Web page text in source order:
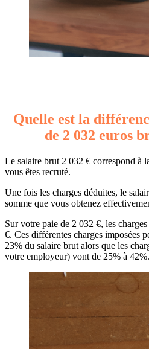
Quelle est la
de 2 032 euros
Le salaire brut 2 032 € correspond à
vous êtes recruté.
Une fois les charges déduites, le
somme que vous obtenez
Sur votre paie de 2 032 €, les
€. Ces différentes charges imposées
23% du salaire brut alors que les
votre employeur) vont de 25% à 42%.